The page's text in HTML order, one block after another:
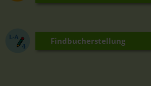
Findbucherstellung